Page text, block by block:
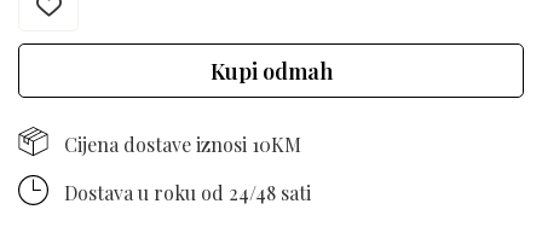
Kupi odmah
Cijena dostave iznosi 10KM
Dostava u roku od 24/48 sati